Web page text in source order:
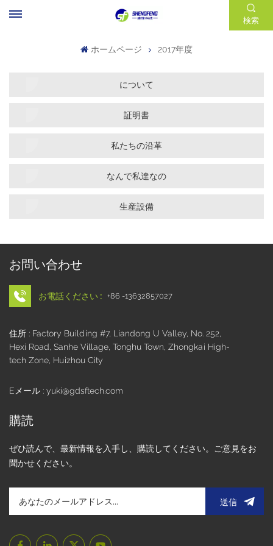
検索
ホームページ 2017年度
について
証明書
私たちの沿革
なんで私達なの
生産設備
お問い合わせ
お電話ください : +86 -13632857027
住所 : Factory Building #7, Liandong U Valley, No. 252,
Hexi Road, Sanhe Village, Tonghu Town, Zhongkai High-
tech Zone, Huizhou City
Eメール : yuki@gdsftech.com
購読
ぜひ読んで、最新情報を入手し、購読してください。ご意見をお
聞かせください。
送信